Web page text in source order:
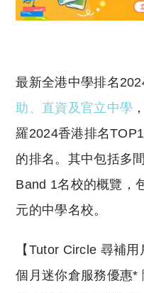
最新全港中學排名
助、直資及官立中學
羅2024香港排名
的排名。其中包括多
Band 1名校的概覽，
元的中學名校。
【Tutor Circle 尋補
個月迷你倉服務優惠*